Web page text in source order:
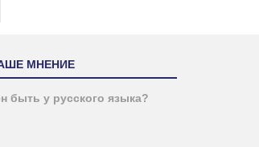
МНЕНИЕ
быть у русского языка?